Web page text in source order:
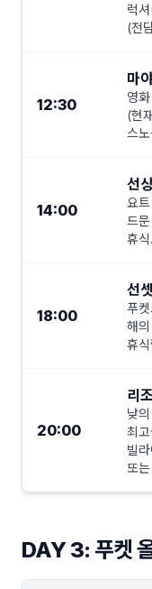
럭
(전
12:30
마
영
(현
스
14:00
선
요
드
휴식.
18:00
선
푸
해
휴
20:00
리
낮
최
빌
또
DAY 3: 푸켓